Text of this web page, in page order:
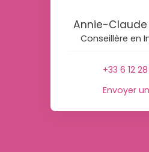
Annie-Claude
Conseillère en
+33 6 12
Envoyer